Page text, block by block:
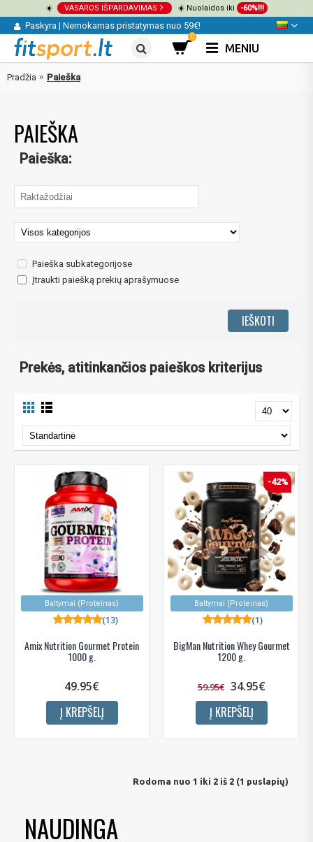
☀️ VASAROS IŠPARDAVIMAS ☀️ Nuolaidos iki -60%!!!
Paskyra | Nemokamas pristatymas nuo 59€!
0
MENIU
Pradžia Paieška
PAIEŠKA
Paieška:
Paieška subkategorijose
Įtraukti paiešką prekių aprašymuose
Prekės, atitinkančios paieškos kriterijus
Baltymai (Proteinas)
Amix Nutrition Gourmet Protein
1000 g.
(13)
49.95€
Į KREPŠELĮ
Baltymai (Proteinas)
-42%
BigMan Nutrition Whey Gourmet
1200 g.
(1)
59.95€ 34.95€
Į KREPŠELĮ
Rodoma nuo 1 iki 2 iš 2 (1 puslapių)
NAUDINGA